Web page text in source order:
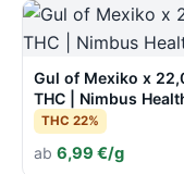
Gul of Mexiko x
THC | Nimbus
THC 22%
ab 6,99 €/g